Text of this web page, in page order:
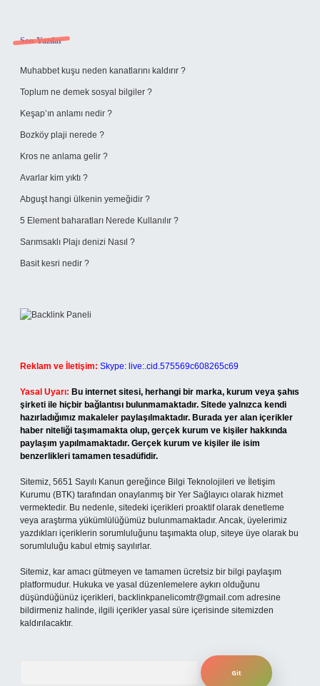
Sidebar
Son Yazılar
Muhabbet kuşu neden kanatlarını kaldırır ?
Toplum ne demek sosyal bilgiler ?
Keşap’ın anlamı nedir ?
Bozköy plaji nerede ?
Kros ne anlama gelir ?
Avarlar kim yıktı ?
Abguşt hangi ülkenin yemeğidir ?
5 Element baharatları Nerede Kullanılır ?
Sarımsaklı Plajı denizi Nasıl ?
Basit kesri nedir ?
Reklam ve İletişim: Skype: live:.cid.575569c608265c69
Yasal Uyarı: Bu internet sitesi, herhangi bir marka, kurum veya şahıs
şirketi ile hiçbir bağlantısı bulunmamaktadır. Sitede yalnızca kendi
hazırladığımız makaleler paylaşılmaktadır. Burada yer alan içerikler
haber niteliği taşımamakta olup, gerçek kurum ve kişiler hakkında
paylaşım yapılmamaktadır. Gerçek kurum ve kişiler ile isim
benzerlikleri tamamen tesadüfidir.
Sitemiz, 5651 Sayılı Kanun gereğince Bilgi Teknolojileri ve İletişim
Kurumu (BTK) tarafından onaylanmış bir Yer Sağlayıcı olarak hizmet
vermektedir. Bu nedenle, sitedeki içerikleri proaktif olarak denetleme
veya araştırma yükümlülüğümüz bulunmamaktadır. Ancak, üyelerimiz
yazdıkları içeriklerin sorumluluğunu taşımakta olup, siteye üye olarak bu
sorumluluğu kabul etmiş sayılırlar.
Sitemiz, kar amacı gütmeyen ve tamamen ücretsiz bir bilgi paylaşım
platformudur. Hukuka ve yasal düzenlemelere aykırı olduğunu
düşündüğünüz içerikleri, backlinkpanelicomtr@gmail.com adresine
bildirmeniz halinde, ilgili içerikler yasal süre içerisinde sitemizden
kaldırılacaktır.